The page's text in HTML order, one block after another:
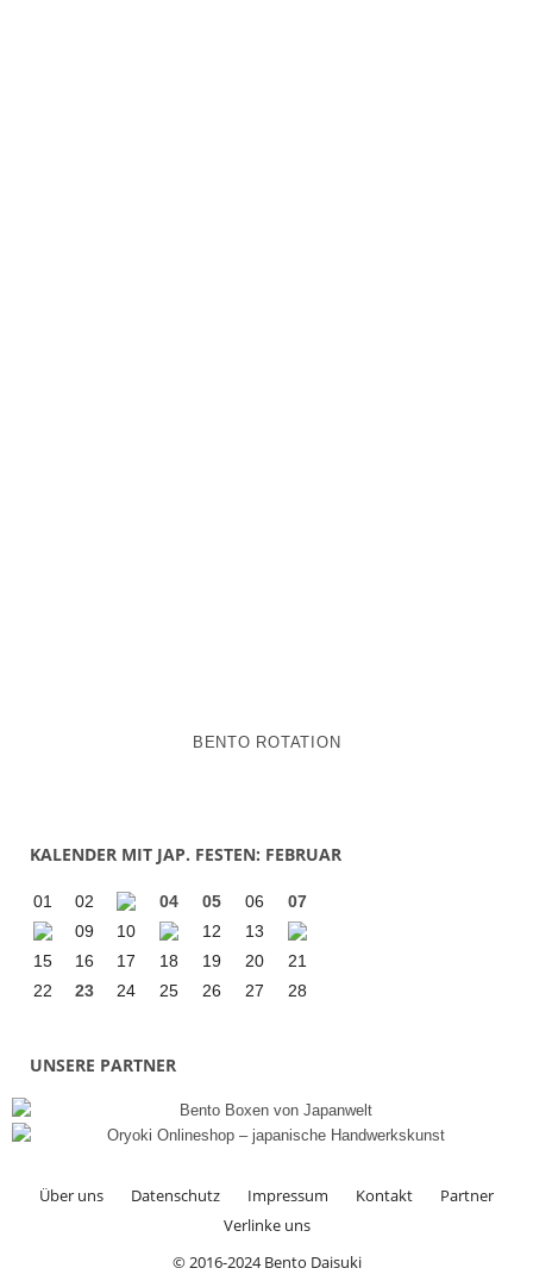
BENTO ROTATION
KALENDER MIT JAP. FESTEN: FEBRUAR
01 02 04 05 06
07
09
10 12
13
15
16 17 18 19 20
21
22
23 24 25 26 27 28
UNSERE PARTNER
Über uns Datenschutz Impressum Kontakt
Partner
Verlinke uns
© 2016-2024 Bento Daisuki